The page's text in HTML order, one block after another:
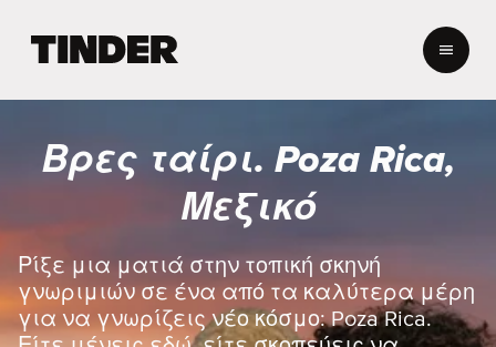
ή
σ
ε
δ
α
T
Βρες ταίρι. Poza Rica,
Μεξικό
Ρίξε μια ματιά στην τοπική σκηνή
γνωριμιών σε ένα από τα καλύτερα μέρη
για να γνωρίζεις νέο κόσμο: Poza Rica.